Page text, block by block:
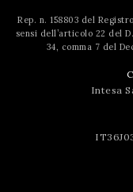
Rep. n. 158803 del
sensi dell’articolo 22 del
34, comma 7 del
Intesa